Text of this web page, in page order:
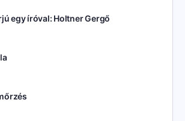
egy íróval: Holtner Gergő